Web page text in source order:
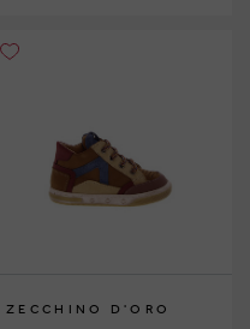
ZECCHINO D'ORO